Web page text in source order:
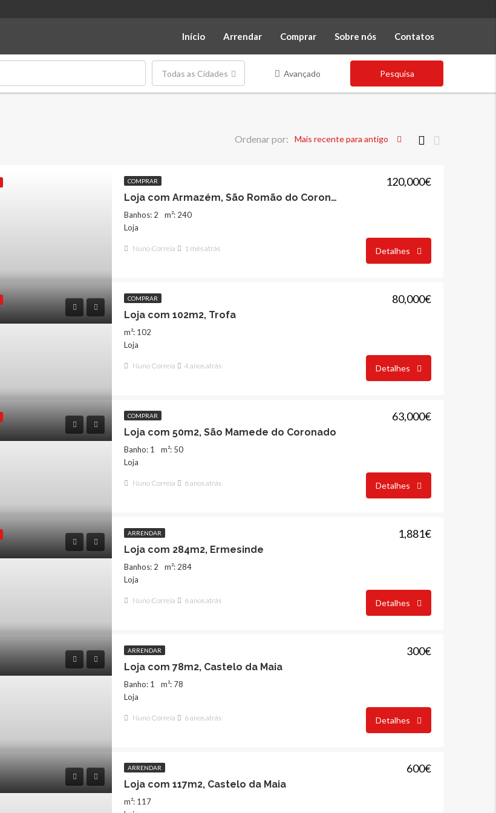
Início Arrendar Comprar Sobre nós Contatos
Todas as Cidades Avançado Pesquisa
Ordenar por: Mais recente para antigo
COMPRAR
Loja com Armazém, São Romão do Coronado, Trofa
Banhos: 2
m²: 240
Loja
Nuno Correia 1 mês atrás
120,000€
Detalhes
COMPRAR
Loja com 102m2, Trofa
m²: 102
Loja
Nuno Correia 4 anos atrás
80,000€
Detalhes
COMPRAR
Loja com 50m2, São Mamede do Coronado
Banho: 1
m²: 50
Loja
Nuno Correia 6 anos atrás
63,000€
Detalhes
ARRENDAR
Loja com 284m2, Ermesinde
Banhos: 2
m²: 284
Loja
Nuno Correia 6 anos atrás
1,881€
Detalhes
ARRENDAR
Loja com 78m2, Castelo da Maia
Banho: 1
m²: 78
Loja
Nuno Correia 6 anos atrás
300€
Detalhes
ARRENDAR
Loja com 117m2, Castelo da Maia
m²: 117
600€
975€ 277,500€